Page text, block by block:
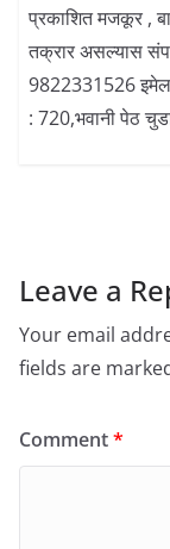
प्रकाशित मजकूर ,
तक्रार असल्यास
9822331526
: 720,भवानी पेठ
Leave a
Your email
fields are
Comment*